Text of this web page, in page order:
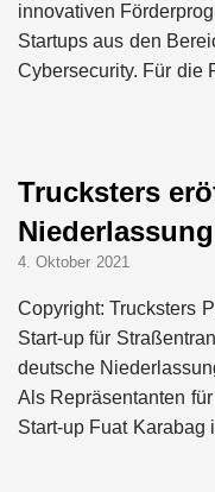
innovativen
Startups aus den
Cybersecurity. Für die
Trucksters
4. Oktober 2021
Copyright: Trucksters
Start-up für
deutsche
Als Repräsentanten
Start-up Fuat Karabag